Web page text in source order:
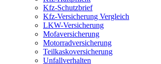
Kfz-Schutzbrief
Kfz-Versicherung Vergleich
LKW-Versicherung
Mofaversicherung
Motorradversicherung
Teilkaskoversicherung
Unfallverhalten